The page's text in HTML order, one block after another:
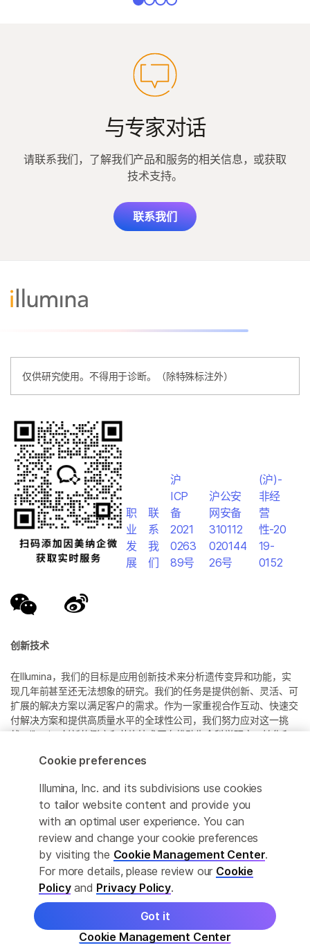
更多产品详情
与专家对话
请联系我们，了解我们产品和服务的相关信息，或获取
技术支持。
联系我们
仅供研究使用。不得用于诊断。（除特殊标注外）
创新技术
在Illumina，我们的目标是应用创新技术来分析遗传变异和功能，实
现几年前甚至还无法想象的研究。我们的任务是提供创新、灵活、可
扩展的解决方案以满足客户的需求。作为一家重视合作互动、快速交
付解决方案和提供高质量水平的全球性公司，我们努力应对这一挑
战。Illumina创新的测序和芯片技术正在推动生命科学研究、转化和
具体商标信息，请参见
www.illumina.com.cn/company/legal.html。
Cookie Management Center
隐私政策
职
业
发
展
联
系
我
们
沪
ICP
备
2021
0263
89号
沪公安
网安备
310112
020144
26号
(沪)-
非经
营
性-20
19-
0152
© 2026 Illumina, Inc. 保留最终解释权。
Cookie preferences
Illumina, Inc. and its subdivisions use cookies
to tailor website content and provide you
with an optimal user experience. You can
review and change your cookie preferences
by visiting the Cookie Management Center.
For more details, please review our Cookie
Policyand Privacy Policy.
Cookie Management Center
Got it